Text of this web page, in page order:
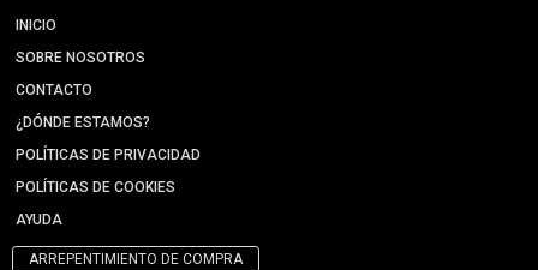
INICIO
SOBRE NOSOTROS
CONTACTO
¿DÓNDE ESTAMOS?
POLÍTICAS DE PRIVACIDAD
POLÍTICAS DE COOKIES
AYUDA
ARREPENTIMIENTO DE COMPRA